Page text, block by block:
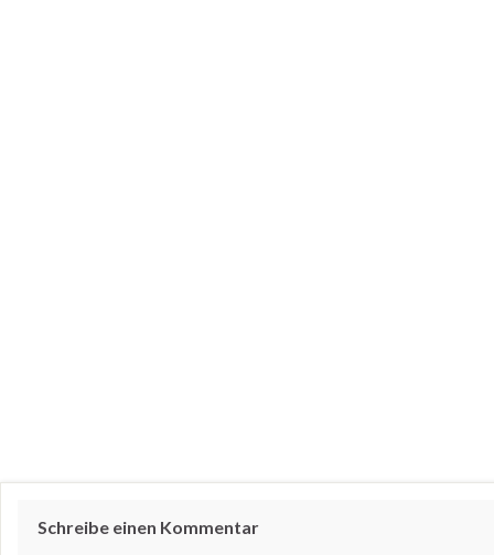
Schreibe einen Kommentar